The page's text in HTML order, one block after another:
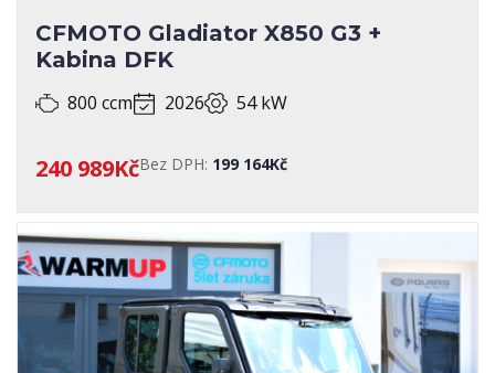
Polaris
Royal Enfield
SPECIALIZOVANÉ ÚPRAVY
CFMOTO Gladiator X850 G3 +
Kabina DFK
800 ccm 2026 54 kW
240 989KčBez DPH: 199 164Kč